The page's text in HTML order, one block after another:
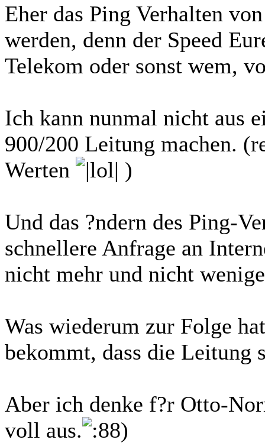
Eher das Ping Verhalten
werden, denn der Speed
Telekom oder sonst wem,
Ich kann nunmal nicht aus
900/200 Leitung machen.
Werten
)
Und das ?ndern des Ping-
schnellere Anfrage an
nicht mehr und nicht
Was wiederum zur Folge
bekommt, dass die Leitung
Aber ich denke f?r Otto-
voll aus.